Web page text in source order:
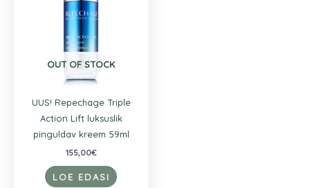
OUT OF STOCK
UUS! Repechage Triple
Action Lift luksuslik
pinguldav kreem 59ml
155,00€
LOE EDASI